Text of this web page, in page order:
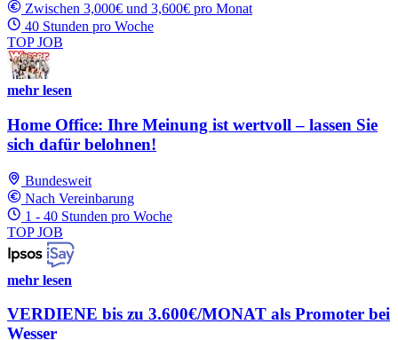
Zwischen 3,000€ und 3,600€ pro Monat
40 Stunden pro Woche
TOP JOB
mehr lesen
Home Office: Ihre Meinung ist wertvoll – lassen Sie
sich dafür belohnen!
Bundesweit
Nach Vereinbarung
1 - 40 Stunden pro Woche
TOP JOB
mehr lesen
VERDIENE bis zu 3.600€/MONAT als Promoter bei
Wesser